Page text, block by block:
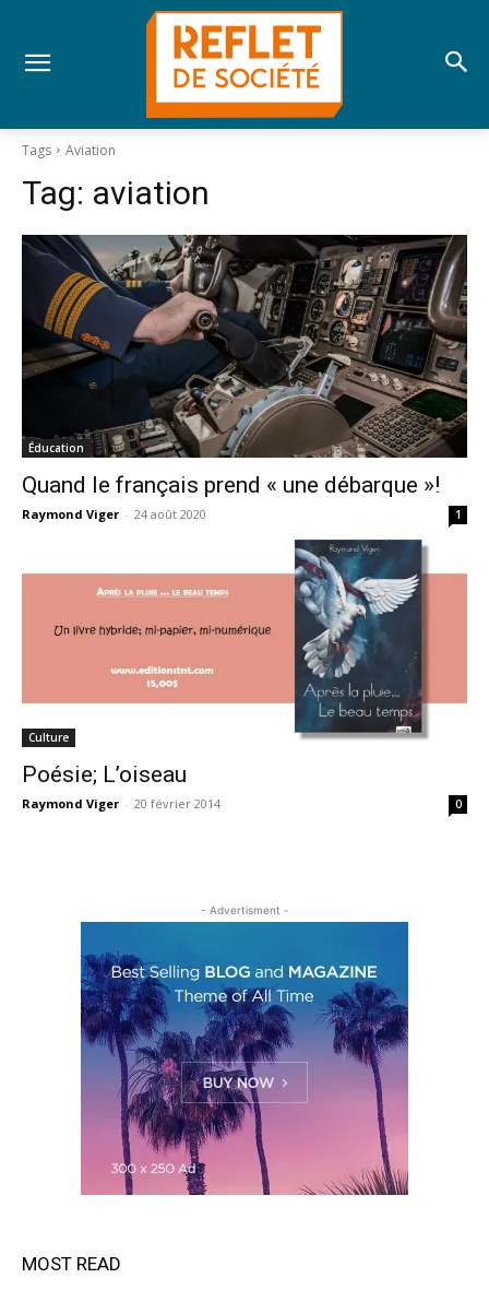
Tags Aviation
Tag: aviation
Éducation
Quand le français prend « une débarque »!
Raymond Viger - 24 août 2020 1
Culture
Poésie; L’oiseau
Raymond Viger - 20 février 2014 0
- Advertisment -
MOST READ